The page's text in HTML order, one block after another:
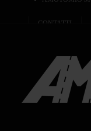
CONTATTI